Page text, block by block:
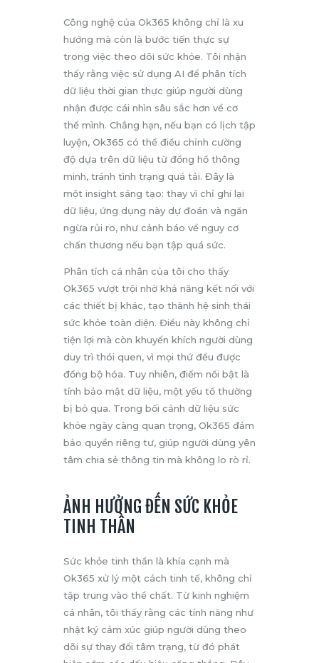
Công nghệ của Ok365 không chỉ là xu
hướng mà còn là bước tiến thực sự
trong việc theo dõi sức khỏe. Tôi nhận
thấy rằng việc sử dụng AI để phân tích
dữ liệu thời gian thực giúp người dùng
nhận được cái nhìn sâu sắc hơn về cơ
thể mình. Chẳng hạn, nếu bạn có lịch tập
luyện, Ok365 có thể điều chỉnh cường
độ dựa trên dữ liệu từ đồng hồ thông
minh, tránh tình trạng quá tải. Đây là
một insight sáng tạo: thay vì chỉ ghi lại
dữ liệu, ứng dụng này dự đoán và ngăn
ngừa rủi ro, như cảnh báo về nguy cơ
chấn thương nếu bạn tập quá sức.
Phân tích cá nhân của tôi cho thấy
Ok365 vượt trội nhờ khả năng kết nối với
các thiết bị khác, tạo thành hệ sinh thái
sức khỏe toàn diện. Điều này không chỉ
tiện lợi mà còn khuyến khích người dùng
duy trì thói quen, vì mọi thứ đều được
đồng bộ hóa. Tuy nhiên, điểm nổi bật là
tính bảo mật dữ liệu, một yếu tố thường
bị bỏ qua. Trong bối cảnh dữ liệu sức
khỏe ngày càng quan trọng, Ok365 đảm
bảo quyền riêng tư, giúp người dùng yên
tâm chia sẻ thông tin mà không lo rò rỉ.
ẢNH HƯỞNG ĐẾN SỨC KHỎE
TINH THẦN
Sức khỏe tinh thần là khía cạnh mà
Ok365 xử lý một cách tinh tế, không chỉ
tập trung vào thể chất. Từ kinh nghiệm
cá nhân, tôi thấy rằng các tính năng như
nhật ký cảm xúc giúp người dùng theo
dõi sự thay đổi tâm trạng, từ đó phát